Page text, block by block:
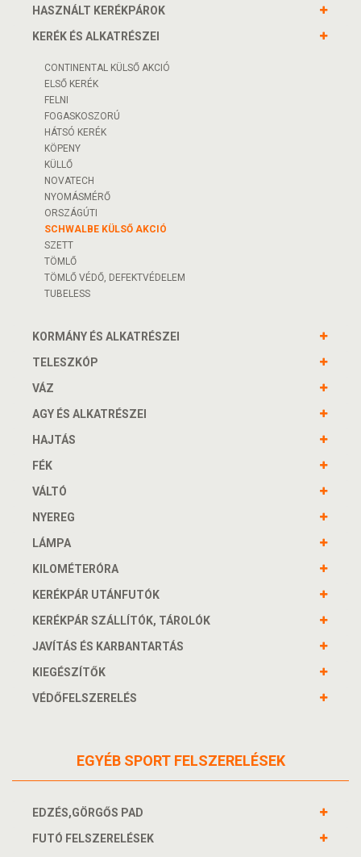
HASZNÁLT KERÉKPÁROK
KERÉK ÉS ALKATRÉSZEI
CONTINENTAL KÜLSŐ AKCIÓ
ELSŐ KERÉK
FELNI
FOGASKOSZORÚ
HÁTSÓ KERÉK
KÖPENY
KÜLLŐ
NOVATECH
NYOMÁSMÉRŐ
ORSZÁGÚTI
SCHWALBE KÜLSŐ AKCIÓ
SZETT
TÖMLŐ
TÖMLŐ VÉDŐ, DEFEKTVÉDELEM
TUBELESS
KORMÁNY ÉS ALKATRÉSZEI
TELESZKÓP
VÁZ
AGY ÉS ALKATRÉSZEI
HAJTÁS
FÉK
VÁLTÓ
NYEREG
LÁMPA
KILOMÉTERÓRA
KERÉKPÁR UTÁNFUTÓK
KERÉKPÁR SZÁLLÍTÓK, TÁROLÓK
JAVÍTÁS ÉS KARBANTARTÁS
KIEGÉSZÍTŐK
VÉDŐFELSZERELÉS
EGYÉB SPORT FELSZERELÉSEK
EDZÉS,GÖRGŐS PAD
FUTÓ FELSZERELÉSEK